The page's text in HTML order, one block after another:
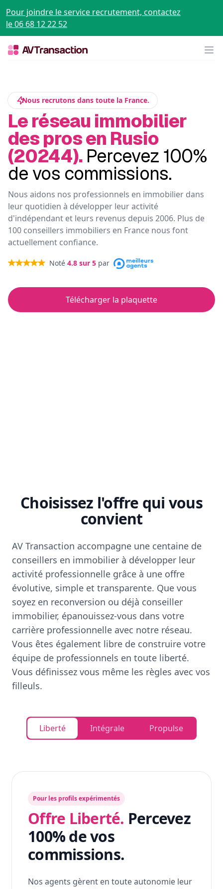
Pour joindre le service recrutement, contactez
le 06 68 12 22 52
Nous recrutons dans toute la France.
Le réseau immobilier
des pros en Rusio
(20244). Percevez 100%
de vos commissions.
Nous aidons nos professionnels en immobilier dans
leur quotidien à développer leur activité
d'indépendant et leurs revenus depuis 2006. Plus de
100 conseillers immobiliers en France nous font
actuellement confiance.
Noté 4.8 sur 5 par
Télécharger la plaquette
Choisissez l'offre qui vous
convient
AV Transaction accompagne une centaine de
conseillers en immobilier à développer leur
activité professionnelle grâce à une offre
évolutive, simple et transparente. Que vous
soyez en reconversion ou déjà conseiller
immobilier, épanouissez-vous dans votre
carrière professionnelle avec notre réseau.
Vous êtes également libre de construire votre
équipe de professionnels en toute liberté.
Vous définissez vous même les règles avec vos
filleuls.
Liberté Intégrale Propulse
Pour les profils expérimentés
Offre Liberté. Percevez
100% de vos
commissions.
Nos agents gèrent en toute autonomie leur